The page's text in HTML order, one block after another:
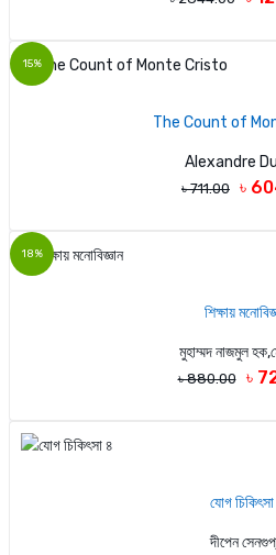
15%
The Count of
Alexandre
৳ 711.00 ৳
18%
শিক্ষায়
মুহাম্মদ নাজমুল
৳ 880.00 ৳
যোগ
দীপেন